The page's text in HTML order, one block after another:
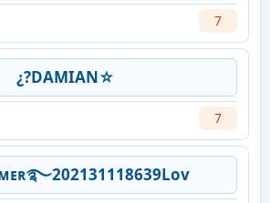
7
¿?DAMIAN☆
7